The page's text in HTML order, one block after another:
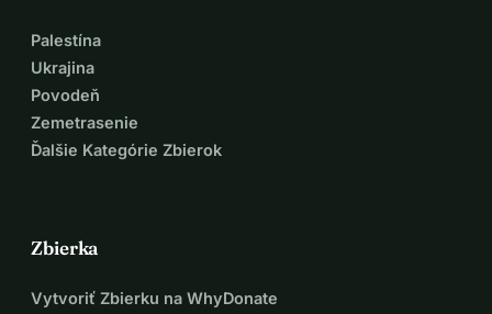
Palestína
Ukrajina
Povodeň
Zemetrasenie
Ďalšie Kategórie Zbierok
Zbierka
Vytvoriť Zbierku na WhyDonate